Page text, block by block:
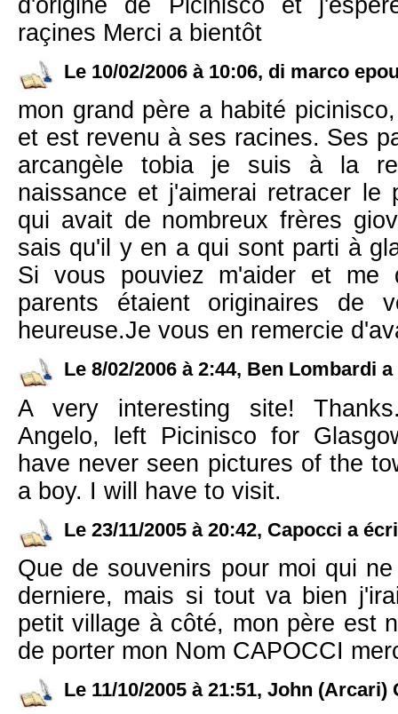
raçines Merci a bientôt
Le 10/02/2006 à 10:06, di marco
mon grand père a habité
et est revenu à ses racines. Ses
arcangèle tobia je suis à la
naissance et j'aimerai retracer le
qui avait de nombreux frères
sais qu'il y en a qui sont parti à
Si vous pouviez m'aider et me
parents étaient originaires de
heureuse.Je vous en remercie
Le 8/02/2006 à 2:44, Ben Lombardi
A very interesting site!
Angelo, left Picinisco for
have never seen pictures of the
a boy. I will have to visit.
Le 23/11/2005 à 20:42, Capocci a
Que de souvenirs pour moi qui
derniere, mais si tout va bien
petit village à côté, mon père est
de porter mon Nom CAPOCCI
Le 11/10/2005 à 21:51, John